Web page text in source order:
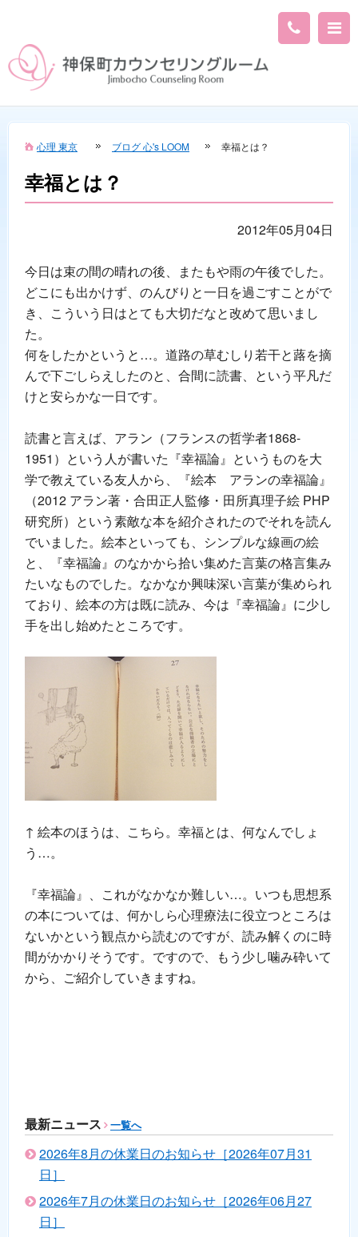
心理 東京 ブログ 心's LOOM 幸福とは？
幸福とは？
2012年05月04日
今日は束の間の晴れの後、またもや雨の午後でした。
どこにも出かけず、のんびりと一日を過ごすことがで
き、こういう日はとても大切だなと改めて思いまし
た。
何をしたかというと…。道路の草むしり若干と蕗を摘
んで下ごしらえしたのと、合間に読書、という平凡だ
けと安らかな一日です。
読書と言えば、アラン（フランスの哲学者1868-
1951）という人が書いた『幸福論』というものを大
学で教えている友人から、『絵本 アランの幸福論』
（2012 アラン著・合田正人監修・田所真理子絵 PHP
研究所）という素敵な本を紹介されたのでそれを読ん
でいました。絵本といっても、シンプルな線画の絵
と、『幸福論』のなかから拾い集めた言葉の格言集み
たいなものでした。なかなか興味深い言葉が集められ
ており、絵本の方は既に読み、今は『幸福論』に少し
手を出し始めたところです。
↑ 絵本のほうは、こちら。幸福とは、何なんでしょ
う…。
『幸福論』、これがなかなか難しい…。いつも思想系
の本については、何かしら心理療法に役立つところは
ないかという観点から読むのですが、読み解くのに時
間がかかりそうです。ですので、もう少し噛み砕いて
から、ご紹介していきますね。
最新ニュース 一覧へ
2026年8月の休業日のお知らせ［2026年07月31
日］
2026年7月の休業日のお知らせ［2026年06月27
日］